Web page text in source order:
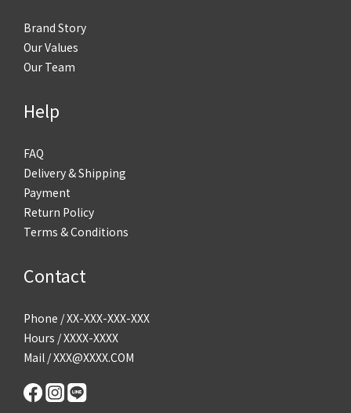
Brand Story
Our Values
Our Team
Help
FAQ
Delivery & Shipping
Payment
Return Policy
Terms & Conditions
Contact
Phone / XX-XXX-XXX-XXX
Hours / XXXX-XXXX
Mail / XXX@XXXX.COM